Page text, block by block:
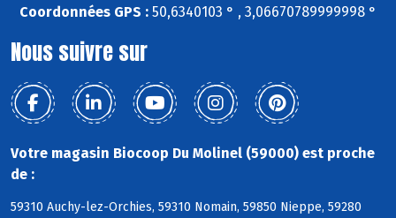
Coordonnées GPS : 50,6340103 ° , 3,06670789999998 °
Nous suivre sur
Votre magasin Biocoop Du Molinel (59000) est proche
de :
59310 Auchy-lez-Orchies, 59310 Nomain, 59850 Nieppe, 59280